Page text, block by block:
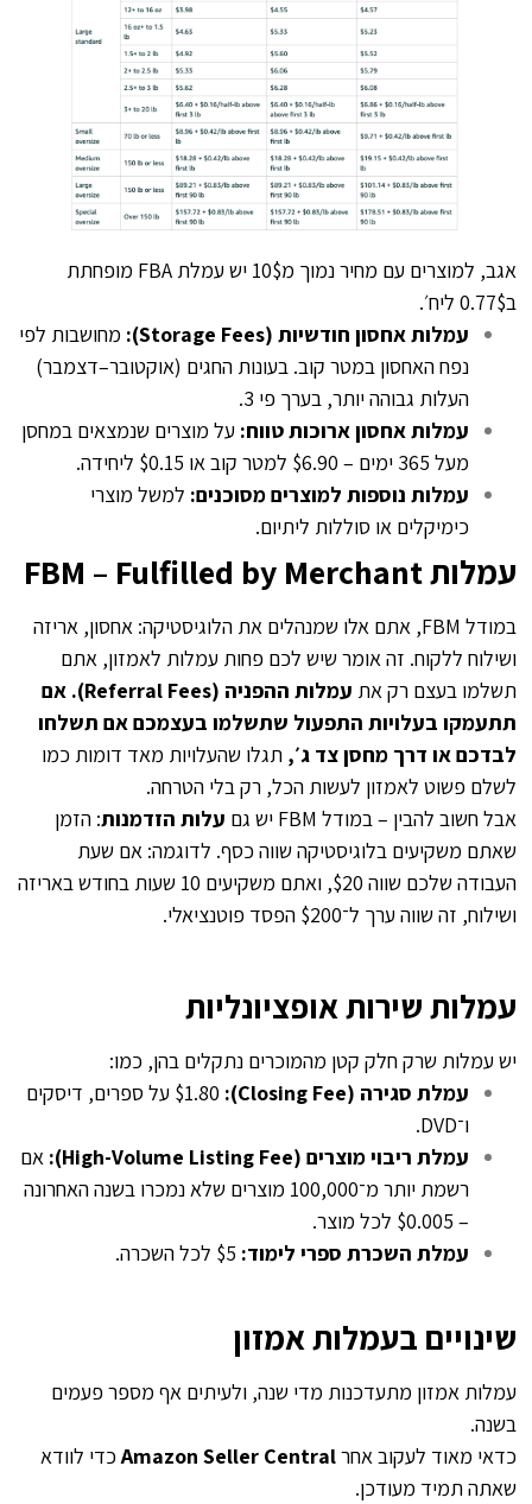
אגב, למוצרים עם מחיר נמוך מ10$ יש עמלת FBA מופחתת
ב0.77$ ליח׳.
עמלות אחסון חודשיות (Storage Fees):
מחושבות לפי
נפח האחסון במטר קוב. בעונות החגים (אוקטובר–דצמבר)
העלות גבוהה יותר, בערך פי 3.
עמלות אחסון ארוכות טווח: על מוצרים שנמצאים במחסן
מעל 365 ימים – $6.90 למטר קוב או $0.15 ליחידה.
עמלות נוספות למוצרים מסוכנים: למשל מוצרי
כימיקלים או סוללות ליתיום.
עמלות FBM – Fulfilled by Merchant
במודל FBM, אתם אלו שמנהלים את הלוגיסטיקה: אחסון, אריזה
ושילוח ללקוח. זה אומר שיש לכם פחות עמלות לאמזון, אתם
תשלמו בעצם רק את
עמלות ההפניה (Referral Fees). אם
תתעמקו בעלויות התפעול שתשלמו בעצמכם אם תשלחו
לבדכם או דרך מחסן צד ג׳,תגלו שהעלויות מאד דומות כמו
לשלם פשוט לאמזון לעשות הכל, רק בלי הטרחה.
אבל חשוב להבין – במודל FBM יש גם
עלות הזדמנות: הזמן
שאתם משקיעים בלוגיסטיקה שווה כסף. לדוגמה: אם שעת
העבודה שלכם שווה $20, ואתם משקיעים 10 שעות בחודש באריזה
ושילוח, זה שווה ערך ל־$200 הפסד פוטנציאלי.
עמלות שירות אופציונליות
יש עמלות שרק חלק קטן מהמוכרים נתקלים בהן, כמו:
עמלת סגירה (Closing Fee):
$1.80 על ספרים, דיסקים
ו־DVD.
עמלת ריבוי מוצרים (High-Volume Listing Fee):
אם
רשמת יותר מ־100,000 מוצרים שלא נמכרו בשנה האחרונה
– $0.005 לכל מוצר.
עמלת השכרת ספרי לימוד:
שינויים בעמלות אמזון
עמלות אמזון מתעדכנות מדי שנה, ולעיתים אף מספר פעמים
בשנה.
כדאי מאוד לעקוב אחרAmazon Seller Centralכדי לוודא
שאתה תמיד מעודכן.